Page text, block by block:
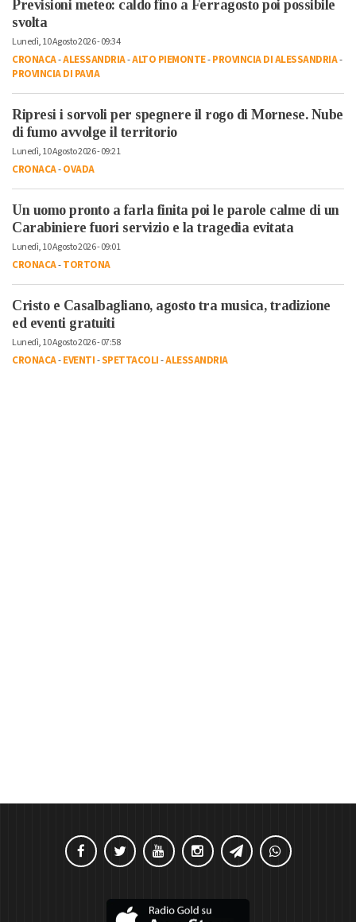
Previsioni meteo: caldo fino a Ferragosto poi possibile
svolta
Lunedì, 10 Agosto 2026 - 09:34
CRONACA-ALESSANDRIA-ALTO PIEMONTE-PROVINCIA DI ALESSANDRIA-
PROVINCIA DI PAVIA
Ripresi i sorvoli per spegnere il rogo di Mornese. Nube
di fumo avvolge il territorio
Lunedì, 10 Agosto 2026 - 09:21
CRONACA-OVADA
Un uomo pronto a farla finita poi le parole calme di un
Carabiniere fuori servizio e la tragedia evitata
Lunedì, 10 Agosto 2026 - 09:01
CRONACA-TORTONA
Cristo e Casalbagliano, agosto tra musica, tradizione
ed eventi gratuiti
Lunedì, 10 Agosto 2026 - 07:58
CRONACA-EVENTI-SPETTACOLI-ALESSANDRIA